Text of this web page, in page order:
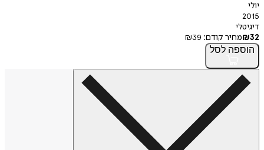
יולי
2015
דיגיטלי
₪32 מחיר קודם: ₪39
הוספה לסל